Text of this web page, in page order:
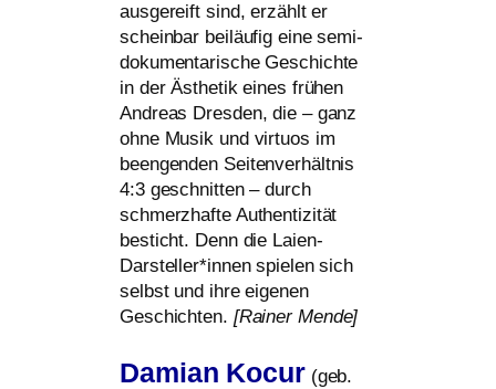
aus­ge­reift sind, erzählt er
schein­bar bei­läu­fig eine semi­
do­ku­men­ta­ri­sche Geschichte
in der Ästhetik eines frü­hen
Andreas Dresden, die – ganz
ohne Musik und vir­tu­os im
been­gen­den Seitenverhältnis
4:3 geschnit­ten – durch
schmerz­haf­te Authentizität
besticht. Denn die Laien-
Darsteller*innen spie­len sich
selbst und ihre eige­nen
Geschichten. [Rainer Mende]
Damian Kocur(geb.